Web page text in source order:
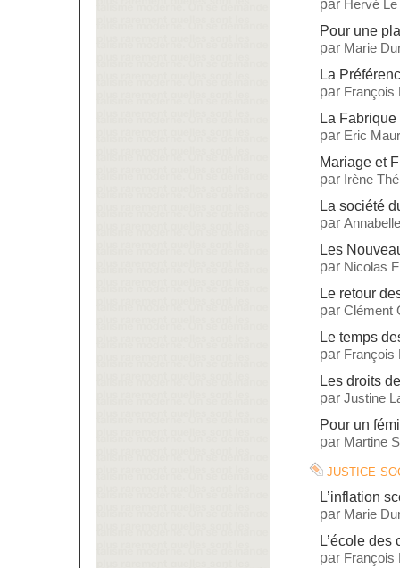
par Hervé
Pour une
par Marie
La
par François
La
par Eric
Mariage et
par Irène
La société
par
Les
par Nicolas
Le retour
par Clément
Le temps
par François
Les droits
par Justine
Pour un
par Martine
justice
L’inflation
par Marie
L’école des
par François